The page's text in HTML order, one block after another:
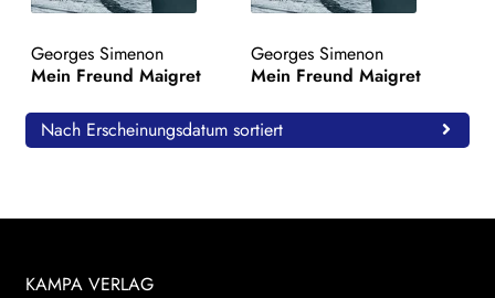
Search:
Georges Simenon
Mein Freund Maigret
Georges Simenon
Mein Freund Maigret
Nach Erscheinungsdatum sortiert
KAMPA VERLAG